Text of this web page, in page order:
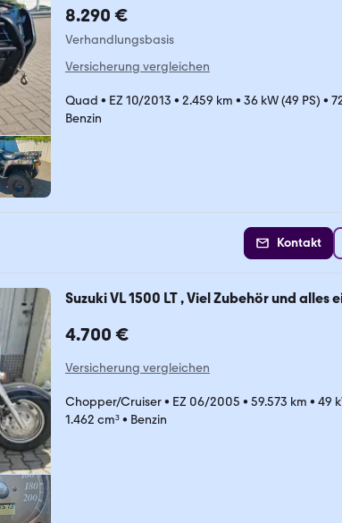
8.290 €
Verhandlungsbasis
Versicherung vergleichen
Quad • EZ 10/2013 • 2.459 km • 36 kW (49 PS) •
Benzin
Kontakt
Suzuki VL 1500 LT , Viel Zubehör und alles
4.700 €
Versicherung vergleichen
Chopper/Cruiser• EZ 06/2005 • 59.573 km • 49
1.462 cm³• Benzin